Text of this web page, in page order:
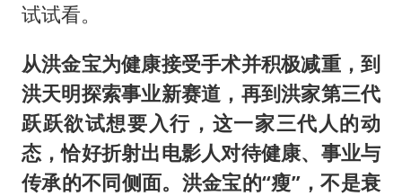
试试看。
从洪金宝为健康接受手术并积极减重，到
洪天明探索事业新赛道，再到洪家第三代
跃跃欲试想要入行，这一家三代人的动
态，恰好折射出电影人对待健康、事业与
传承的不同侧面。洪金宝的“瘦”，不是衰